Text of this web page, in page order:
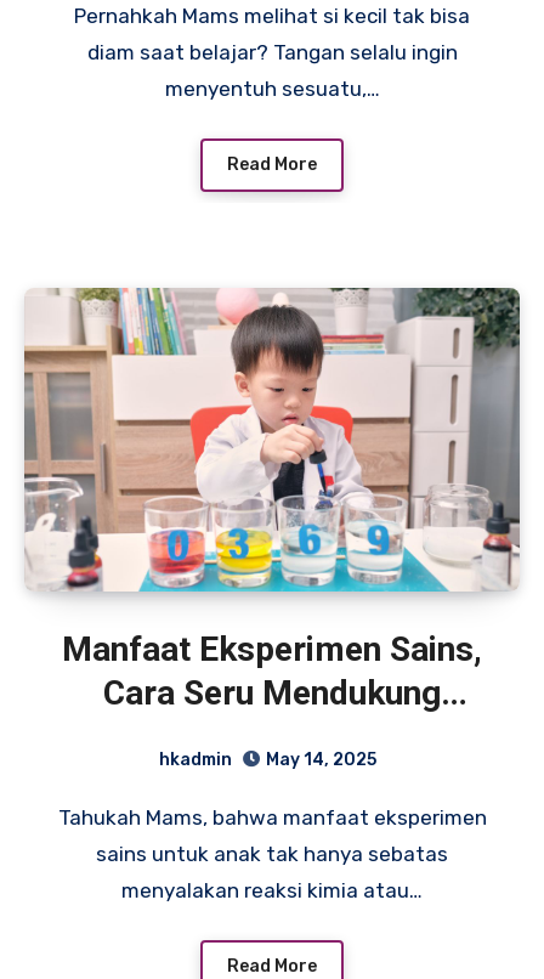
Pernahkah Mams melihat si kecil tak bisa
diam saat belajar? Tangan selalu ingin
menyentuh sesuatu,…
Read More
Manfaat Eksperimen Sains,
Cara Seru Mendukung
Rumah
hkadmin May 14, 2025
Tahukah Mams, bahwa manfaat eksperimen
sains untuk anak tak hanya sebatas
menyalakan reaksi kimia atau…
Read More